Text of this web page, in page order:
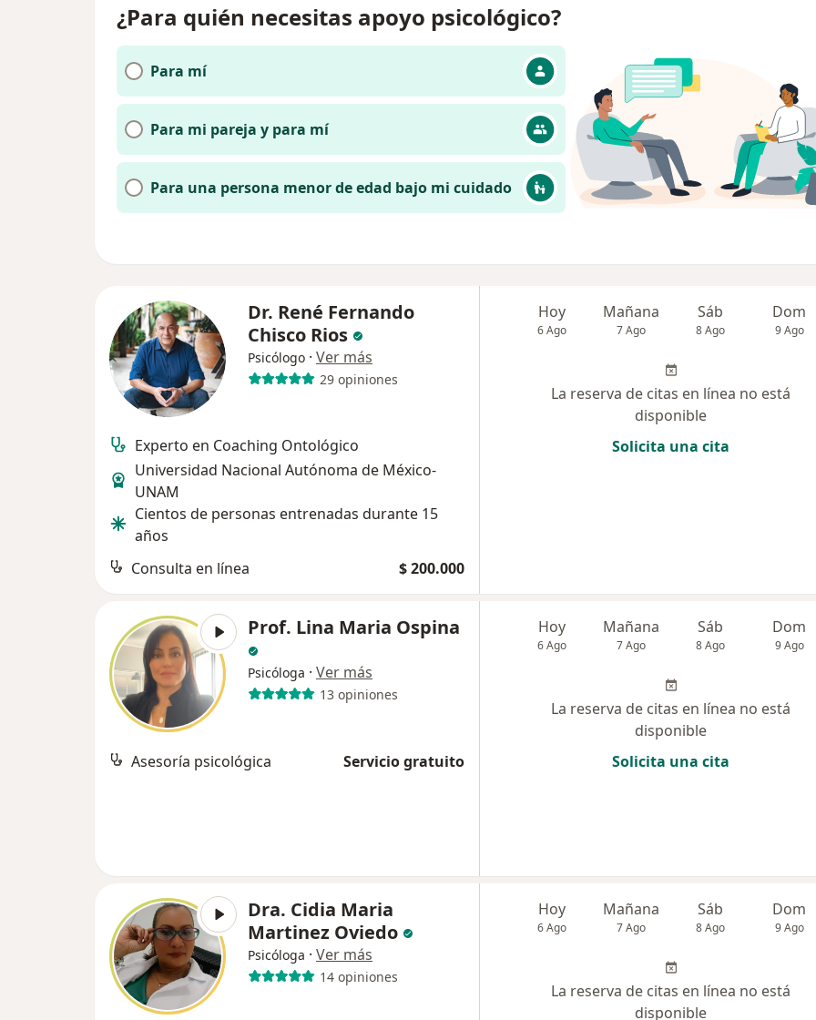
¿Para quién necesitas apoyo psicológico?
Para mí
Para mi pareja y para mí
Para una persona menor de edad bajo mi cuidado
Dr. René Fernando
Chisco Rios
Psicólogo · Ver más
29 opiniones
Experto en Coaching Ontológico
Universidad Nacional Autónoma de México-
UNAM
Cientos de personas entrenadas durante 15
años
Consulta en línea
$ 200.000
Hoy
6 Ago
Mañana
7 Ago
Sáb
8 Ago
Dom
9 Ago
La reserva de citas en línea no está
disponible
Solicita una cita
Prof. Lina Maria Ospina
Psicóloga · Ver más
13 opiniones
Asesoría psicológica Servicio gratuito
Hoy
6 Ago
Mañana
7 Ago
Sáb
8 Ago
Dom
9 Ago
La reserva de citas en línea no está
disponible
Solicita una cita
Dra. Cidia Maria
Martinez Oviedo
Psicóloga · Ver más
14 opiniones
Hoy
6 Ago
Mañana
7 Ago
Sáb
8 Ago
Dom
9 Ago
La reserva de citas en línea no está
disponible